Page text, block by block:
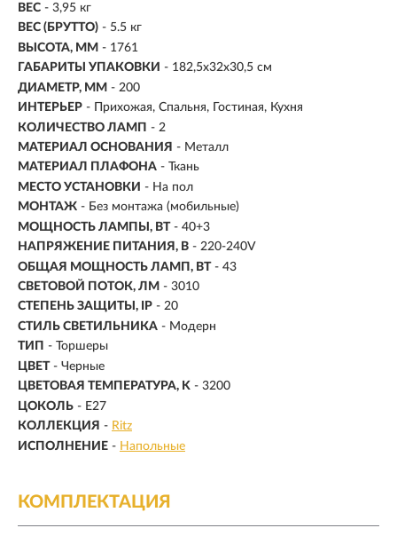
ВЕС - 3,95 кг
ВЕС (БРУТТО) - 5.5 кг
ВЫСОТА, ММ - 1761
ГАБАРИТЫ УПАКОВКИ - 182,5x32x30,5 см
ДИАМЕТР, ММ - 200
ИНТЕРЬЕР - Прихожая, Спальня, Гостиная, Кухня
КОЛИЧЕСТВО ЛАМП - 2
МАТЕРИАЛ ОСНОВАНИЯ - Металл
МАТЕРИАЛ ПЛАФОНА - Ткань
МЕСТО УСТАНОВКИ - На пол
МОНТАЖ - Без монтажа (мобильные)
МОЩНОСТЬ ЛАМПЫ, ВТ - 40+3
НАПРЯЖЕНИЕ ПИТАНИЯ, В - 220-240V
ОБЩАЯ МОЩНОСТЬ ЛАМП, ВТ - 43
СВЕТОВОЙ ПОТОК, ЛМ - 3010
СТЕПЕНЬ ЗАЩИТЫ, IP - 20
СТИЛЬ СВЕТИЛЬНИКА - Модерн
ТИП - Торшеры
ЦВЕТ - Черные
ЦВЕТОВАЯ ТЕМПЕРАТУРА, K - 3200
ЦОКОЛЬ - E27
КОЛЛЕКЦИЯ - Ritz
ИСПОЛНЕНИЕ - Напольные
КОМПЛЕКТАЦИЯ